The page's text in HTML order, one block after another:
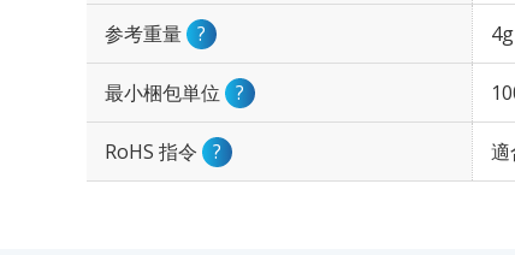
参考重量 ? 4g
最小梱包単位 ?
RoHS 指令 ? 適